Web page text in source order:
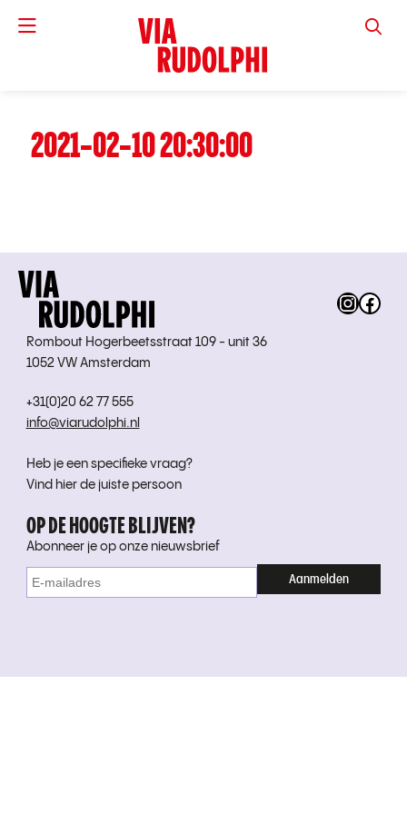
VIA
2021-02-10 20:30:00
Rombout Hogerbeetsstraat 109 - unit 36
1052 VW Amsterdam
+31(0)20 62 77 555
info@viarudolphi.nl
Heb je een specifieke vraag?
Vind hier de juiste persoon
OP DE HOOGTE BLIJVEN?
Abonneer je op onze nieuwsbrief